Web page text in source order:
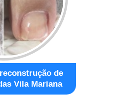
de
Vila Mariana